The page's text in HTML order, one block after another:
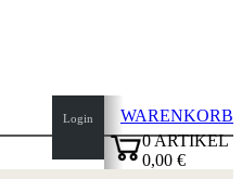
Login
WARENKORB
0ARTIKEL
0,00 €
Seitenanfang